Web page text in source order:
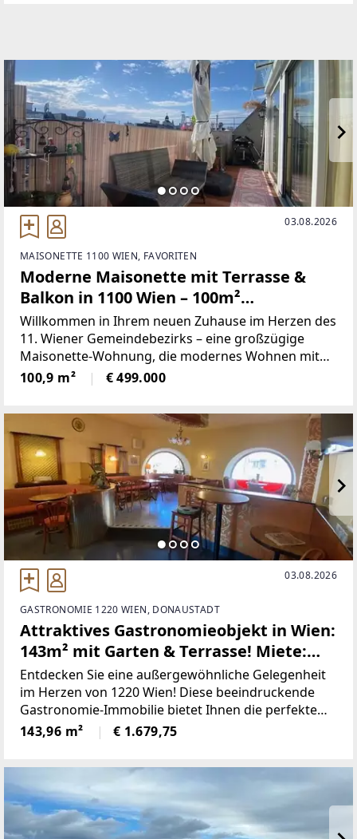
03.08.2026
MAISONETTE 1100 WIEN, FAVORITEN
Moderne Maisonette mit Terrasse &
Balkon in 1100 Wien – 100m²
Wohnkomfort!
Willkommen in Ihrem neuen Zuhause im Herzen des
11. Wiener Gemeindebezirks – eine großzügige
Maisonette-Wohnung, die modernes Wohnen mit
urbanem Flair perfekt verbindet. Diese exklusive
Immobilie bietet auf rund 101 m² Wohnfläche ein
100,9 m² € 499.000
03.08.2026
GASTRONOMIE 1220 WIEN, DONAUSTADT
Attraktives Gastronomieobjekt in Wien:
143m² mit Garten & Terrasse! Miete:
1.938,88 €
Entdecken Sie eine außergewöhnliche Gelegenheit
im Herzen von 1220 Wien! Diese beeindruckende
Gastronomie-Immobilie bietet Ihnen die perfekte
Bühne, um Ihre kulinarischen Träume zu
verwirklichen. Mit einer großzügigen Fläche von
143,96 m² € 1.679,75